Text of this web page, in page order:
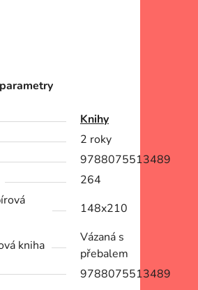
Knihy
2 roky
9788075513489
264
148x210
kniha
Vázaná s
přebalem
9788075513489